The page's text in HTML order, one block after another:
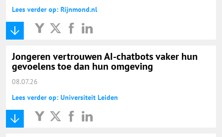
Lees verder op: Rijnmond.nl
Jongeren vertrouwen AI-chatbots vaker hun
gevoelens toe dan hun omgeving
08.07.26
Lees verder op: Universiteit Leiden